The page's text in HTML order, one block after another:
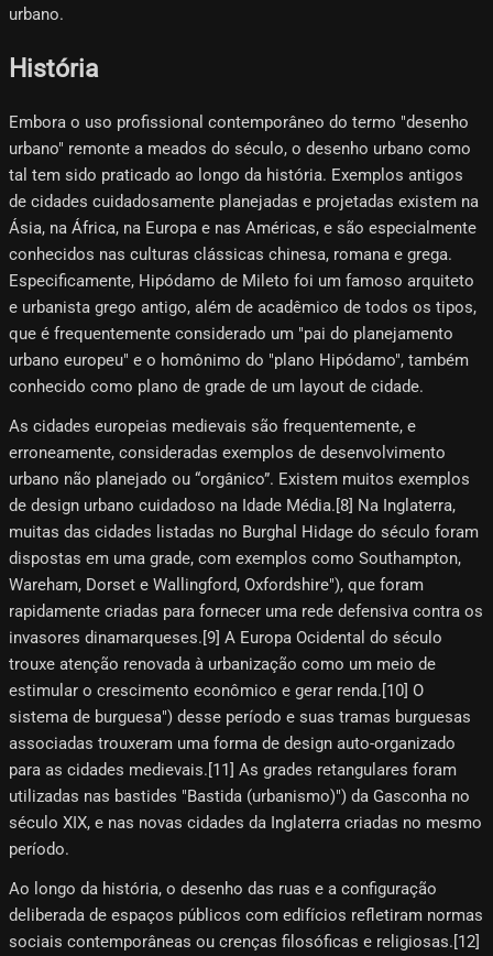
urbano.
História
Embora o uso profissional contemporâneo do termo "desenho
urbano" remonte a meados do século, o desenho urbano como
tal tem sido praticado ao longo da história. Exemplos antigos
de cidades cuidadosamente planejadas e projetadas existem na
Ásia, na África, na Europa e nas Américas, e são especialmente
conhecidos nas culturas clássicas chinesa, romana e grega.
Especificamente, Hipódamo ​​de Mileto foi um famoso arquiteto
e urbanista grego antigo, além de acadêmico de todos os tipos,
que é frequentemente considerado um "pai do planejamento
urbano europeu" e o homônimo do "plano Hipódamo", também
conhecido como plano de grade de um layout de cidade.
As cidades europeias medievais são frequentemente, e
erroneamente, consideradas exemplos de desenvolvimento
urbano não planejado ou “orgânico”. Existem muitos exemplos
de design urbano cuidadoso na Idade Média.[8]​ Na Inglaterra,
muitas das cidades listadas no Burghal Hidage do século foram
dispostas em uma grade, com exemplos como Southampton,
Wareham, Dorset e Wallingford, Oxfordshire"), que foram
rapidamente criadas para fornecer uma rede defensiva contra os
invasores dinamarqueses.[9]​ A Europa Ocidental do século
trouxe atenção renovada à urbanização como um meio de
estimular o crescimento econômico e gerar renda.[10]​ O
sistema de burguesa") desse período e suas tramas burguesas
associadas trouxeram uma forma de design auto-organizado
para as cidades medievais.[11] As grades retangulares foram
utilizadas nas bastides "Bastida (urbanismo)") da Gasconha no
século XIX, e nas novas cidades da Inglaterra criadas no mesmo
período.
Ao longo da história, o desenho das ruas e a configuração
deliberada de espaços públicos com edifícios refletiram normas
sociais contemporâneas ou crenças filosóficas e religiosas.[12]